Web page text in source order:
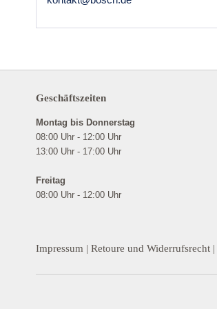
Geschäftszeiten
Montag bis Donnerstag
08:00 Uhr - 12:00 Uhr
13:00 Uhr - 17:00 Uhr
Freitag
08:00 Uhr - 12:00 Uhr
Impressum | Retoure und Widerrufsrecht |